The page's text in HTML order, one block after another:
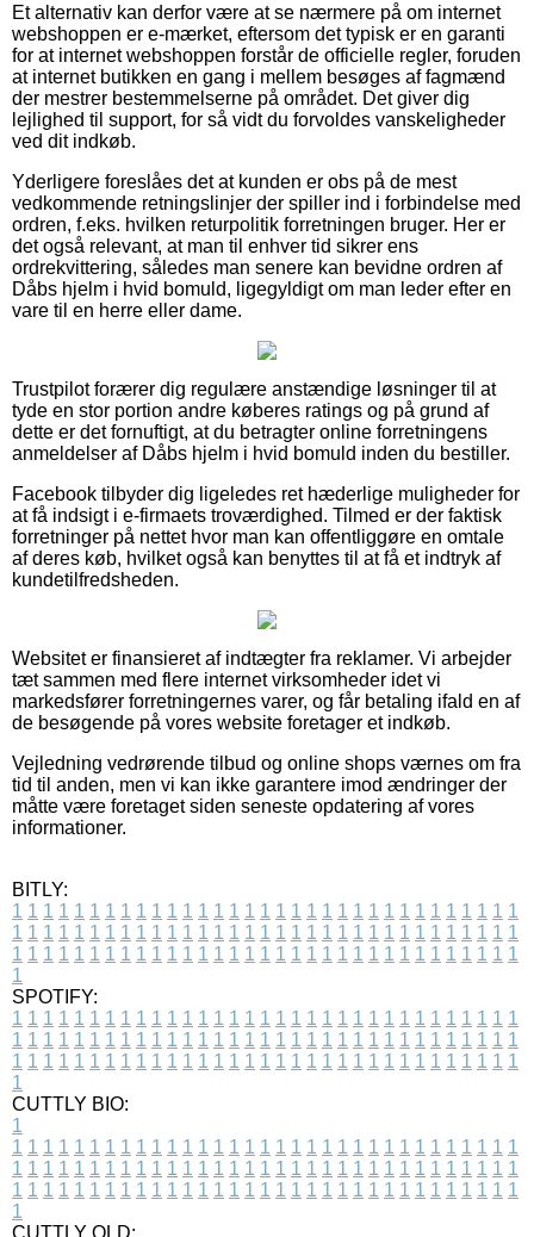
Et alternativ kan derfor være at se nærmere på om internet
webshoppen er e-mærket, eftersom det typisk er en garanti
for at internet webshoppen forstår de officielle regler, foruden
at internet butikken en gang i mellem besøges af fagmænd
der mestrer bestemmelserne på området. Det giver dig
lejlighed til support, for så vidt du forvoldes vanskeligheder
ved dit indkøb.
Yderligere foreslåes det at kunden er obs på de mest
vedkommende retningslinjer der spiller ind i forbindelse med
ordren, f.eks. hvilken returpolitik forretningen bruger. Her er
det også relevant, at man til enhver tid sikrer ens
ordrekvittering, således man senere kan bevidne ordren af
Dåbs hjelm i hvid bomuld, ligegyldigt om man leder efter en
vare til en herre eller dame.
Trustpilot forærer dig regulære anstændige løsninger til at
tyde en stor portion andre køberes ratings og på grund af
dette er det fornuftigt, at du betragter online forretningens
anmeldelser af Dåbs hjelm i hvid bomuld inden du bestiller.
Facebook tilbyder dig ligeledes ret hæderlige muligheder for
at få indsigt i e-firmaets troværdighed. Tilmed er der faktisk
forretninger på nettet hvor man kan offentliggøre en omtale
af deres køb, hvilket også kan benyttes til at få et indtryk af
kundetilfredsheden.
Websitet er finansieret af indtægter fra reklamer. Vi arbejder
tæt sammen med flere internet virksomheder idet vi
markedsfører forretningernes varer, og får betaling ifald en af
de besøgende på vores website foretager et indkøb.
Vejledning vedrørende tilbud og online shops værnes om fra
tid til anden, men vi kan ikke garantere imod ændringer der
måtte være foretaget siden seneste opdatering af vores
informationer.
BITLY:
1 1 1 1 1 1 1 1 1 1 1 1 1 1 1 1 1 1 1 1 1 1 1 1 1 1 1 1 1 1 1 1 1
1 1 1 1 1 1 1 1 1 1 1 1 1 1 1 1 1 1 1 1 1 1 1 1 1 1 1 1 1 1 1 1 1
1 1 1 1 1 1 1 1 1 1 1 1 1 1 1 1 1 1 1 1 1 1 1 1 1 1 1 1 1 1 1 1 1
1
SPOTIFY:
1 1 1 1 1 1 1 1 1 1 1 1 1 1 1 1 1 1 1 1 1 1 1 1 1 1 1 1 1 1 1 1 1
1 1 1 1 1 1 1 1 1 1 1 1 1 1 1 1 1 1 1 1 1 1 1 1 1 1 1 1 1 1 1 1 1
1 1 1 1 1 1 1 1 1 1 1 1 1 1 1 1 1 1 1 1 1 1 1 1 1 1 1 1 1 1 1 1 1
1
CUTTLY BIO:
1
1 1 1 1 1 1 1 1 1 1 1 1 1 1 1 1 1 1 1 1 1 1 1 1 1 1 1 1 1 1 1 1 1
1 1 1 1 1 1 1 1 1 1 1 1 1 1 1 1 1 1 1 1 1 1 1 1 1 1 1 1 1 1 1 1 1
1 1 1 1 1 1 1 1 1 1 1 1 1 1 1 1 1 1 1 1 1 1 1 1 1 1 1 1 1 1 1 1 1
1
CUTTLY OLD: